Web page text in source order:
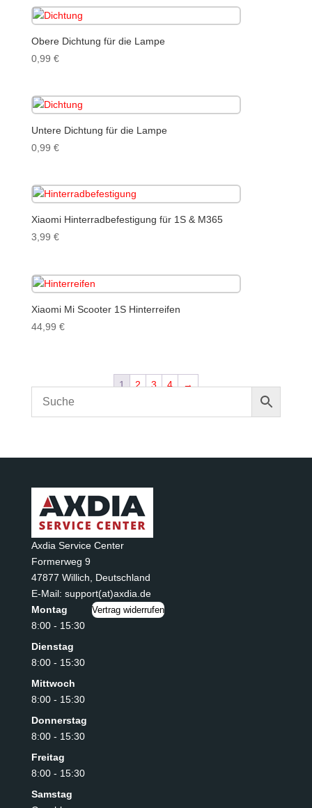
Obere Dichtung für die Lampe
0,99 €
Untere Dichtung für die Lampe
0,99 €
Xiaomi Hinterradbefestigung für 1S & M365
3,99 €
Xiaomi Mi Scooter 1S Hinterreifen
44,99 €
1 2 3 4 →
Axdia Service Center
Formerweg 9
47877 Willich
Deutschland
E-Mail: support(at)axdia.de
Montag
8:00 - 15:30
Dienstag
8:00 - 15:30
Mittwoch
8:00 - 15:30
Donnerstag
8:00 - 15:30
Freitag
8:00 - 15:30
Samstag
Vertrag widerrufen